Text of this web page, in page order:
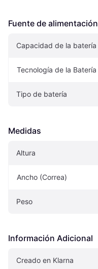
Fuente de alimentación
Capacidad de la batería
Tecnología de la Batería
Tipo de batería
Medidas
Altura
Ancho (Correa)
Peso
Información Adicional
Creado en Klarna